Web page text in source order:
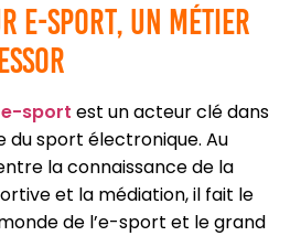
e-sport, un métier
sport est un acteur clé dans
du sport électronique. Au
la connaissance de la
et la médiation, il fait le
de l’e-sport et le grand